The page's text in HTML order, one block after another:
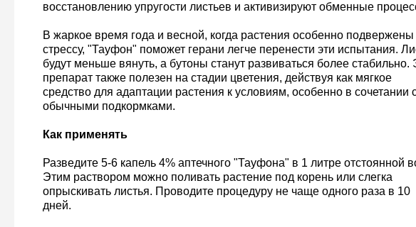
восстановлению упругости листьев и активизируют обменные
В жаркое время года и весной, когда растения особенно подвержены
стрессу, "Тауфон" поможет герани легче перенести эти испытания.
будут меньше вянуть, а бутоны станут развиваться более стабильно.
препарат также полезен на стадии цветения, действуя как мягкое
средство для адаптации растения к условиям, особенно в сочетании
обычными подкормками.
Как применять
Разведите 5-6 капель 4% аптечного "Тауфона" в 1 литре отстоянной
Этим раствором можно поливать растение под корень или слегка
опрыскивать листья. Проводите процедуру не чаще одного раза в 10
дней.